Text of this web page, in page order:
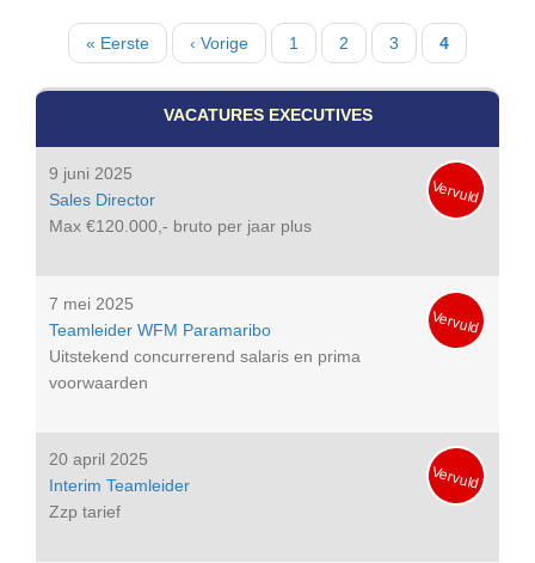
PaginatieEerste
pagina
« Eerste
Vorige
pagina
‹ Vorige Pagina
1 Pagina
2 Pagina
3
Huidige
pagina
4
VACATURES EXECUTIVES
Vervuld
9 juni 2025
Sales Director
Max €120.000,- bruto per jaar plus
Vervuld
7 mei 2025
Teamleider WFM Paramaribo
Uitstekend concurrerend salaris en prima
voorwaarden
Vervuld
20 april 2025
Interim Teamleider
Zzp tarief